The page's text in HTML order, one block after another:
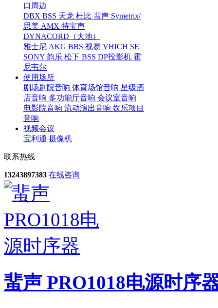
口周边
DBX BSS 天龙 杜比 蜚声 Symetrix/
思美 AMX 特宝声
DYNACORD（大地）
雅士尼 AKG BBS 视易 VHICH SE
SONY 韵乐 松下 BSS DP投影机 霍
尼韦尔
使用场所
剧场剧院音响 体育场馆音响 星级酒
店音响 多功能厅音响 会议室音响
电影院音响 流动演出音响 娱乐项目
音响
视频会议
宝利通 摄像机
联系热线
13243897383 在线咨询
蜚声 PRO1018电源时序